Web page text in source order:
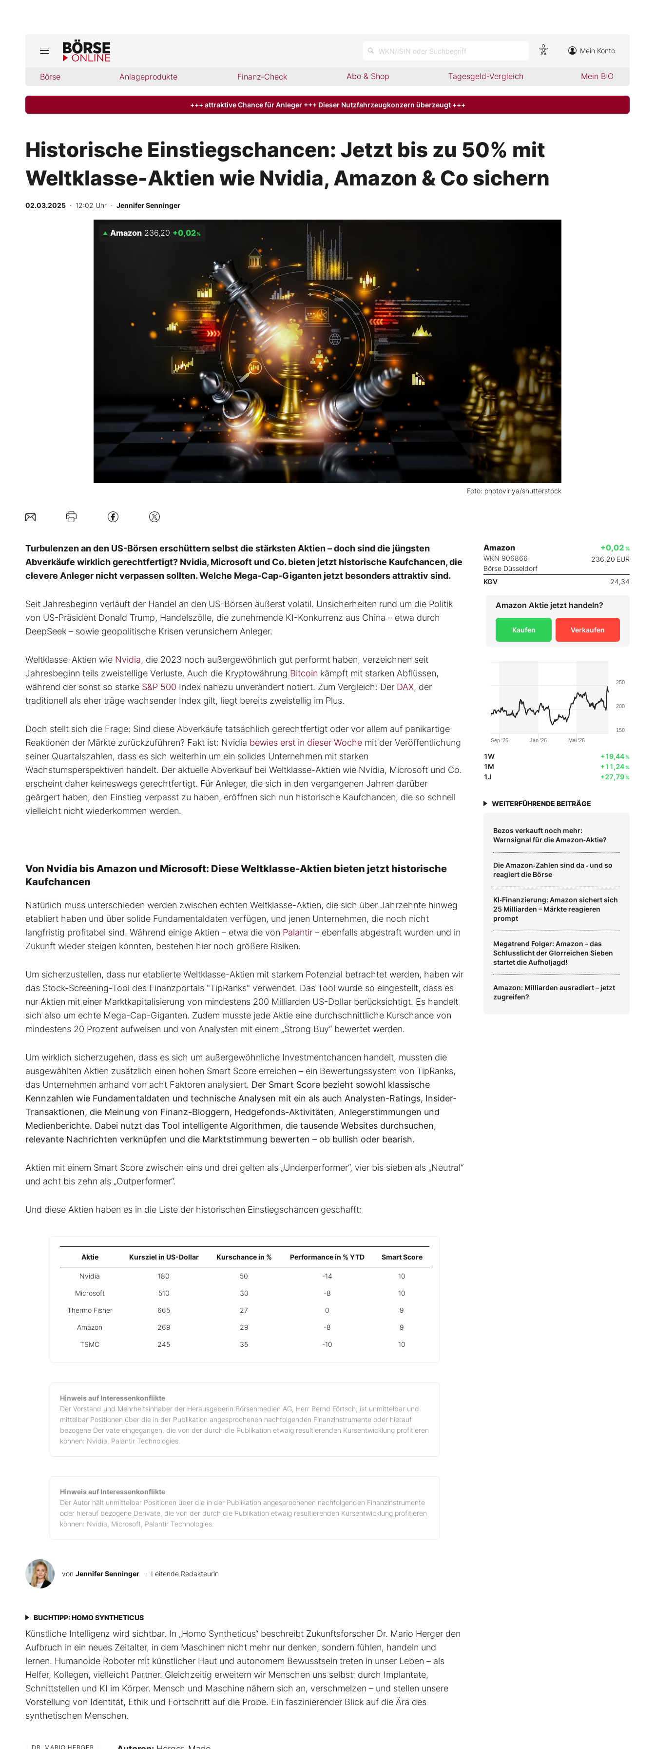
WKN/ISIN oder Suchbegriff Mein Konto
Börse Anlageprodukte Finanz-Check Abo & Shop Tagesgeld-Vergleich Mein B:O
Jetzt aktuelle Ausgabe BÖRSE ONLINE lesen
Finanz-Check
Abo & Shop
BO-Musterdepots
Experten
+++ attraktive Chance für Anleger +++ Dieser Nutzfahrzeugkonzern überzeugt +++
Historische Einstiegschancen: Jetzt bis zu 50% mit
Weltklasse-Aktien wie Nvidia, Amazon & Co sichern
02.03.2025 · 12:02 Uhr · Jennifer Senninger
Foto: photoviriya/shutterstock
Amazon 236,20 +0,02%
Turbulenzen an den US-Börsen erschüttern selbst die stärksten Aktien – doch sind die jüngsten
Abverkäufe wirklich gerechtfertigt? Nvidia, Microsoft und Co. bieten jetzt historische Kaufchancen, die
clevere Anleger nicht verpassen sollten. Welche Mega-Cap-Giganten jetzt besonders attraktiv sind.
Seit Jahresbeginn verläuft der Handel an den US-Börsen äußerst volatil. Unsicherheiten rund um die Politik
von US-Präsident Donald Trump, Handelszölle, die zunehmende KI-Konkurrenz aus China – etwa durch
DeepSeek – sowie geopolitische Krisen verunsichern Anleger.
Weltklasse-Aktien wie Nvidia, die 2023 noch außergewöhnlich gut performt haben, verzeichnen seit
Jahresbeginn teils zweistellige Verluste. Auch die Kryptowährung Bitcoin kämpft mit starken Abflüssen,
während der sonst so starke S&P 500 Index nahezu unverändert notiert. Zum Vergleich: Der DAX, der
traditionell als eher träge wachsender Index gilt, liegt bereits zweistellig im Plus.
Doch stellt sich die Frage: Sind diese Abverkäufe tatsächlich gerechtfertigt oder vor allem auf panikartige
Reaktionen der Märkte zurückzuführen? Fakt ist: Nvidia bewies erst in dieser Woche mit der Veröffentlichung
seiner Quartalszahlen, dass es sich weiterhin um ein solides Unternehmen mit starken
Wachstumsperspektiven handelt. Der aktuelle Abverkauf bei Weltklasse-Aktien wie Nvidia, Microsoft und Co.
erscheint daher keineswegs gerechtfertigt. Für Anleger, die sich in den vergangenen Jahren darüber
geärgert haben, den Einstieg verpasst zu haben, eröffnen sich nun historische Kaufchancen, die so schnell
vielleicht nicht wiederkommen werden.
Von Nvidia bis Amazon und Microsoft: Diese Weltklasse-Aktien bieten jetzt historische
Kaufchancen
Natürlich muss unterschieden werden zwischen echten Weltklasse-Aktien, die sich über Jahrzehnte hinweg
etabliert haben und über solide Fundamentaldaten verfügen, und jenen Unternehmen, die noch nicht
langfristig profitabel sind. Während einige Aktien – etwa die von Palantir – ebenfalls abgestraft wurden und in
Zukunft wieder steigen könnten, bestehen hier noch größere Risiken.
Um sicherzustellen, dass nur etablierte Weltklasse-Aktien mit starkem Potenzial betrachtet werden, haben wir
das Stock-Screening-Tool des Finanzportals "TipRanks" verwendet. Das Tool wurde so eingestellt, dass es
nur Aktien mit einer Marktkapitalisierung von mindestens 200 Milliarden US-Dollar berücksichtigt. Es handelt
sich also um echte Mega-Cap-Giganten. Zudem musste jede Aktie eine durchschnittliche Kurschance von
mindestens 20 Prozent aufweisen und von Analysten mit einem „Strong Buy“ bewertet werden.
Um wirklich sicherzugehen, dass es sich um außergewöhnliche Investmentchancen handelt, mussten die
ausgewählten Aktien zusätzlich einen hohen Smart Score erreichen – ein Bewertungssystem von TipRanks,
das Unternehmen anhand von acht Faktoren analysiert. Der Smart Score bezieht sowohl klassische
Kennzahlen wie Fundamentaldaten und technische Analysen mit ein als auch Analysten-Ratings, Insider-
Transaktionen, die Meinung von Finanz-Bloggern, Hedgefonds-Aktivitäten, Anlegerstimmungen und
Medienberichte. Dabei nutzt das Tool intelligente Algorithmen, die tausende Websites durchsuchen,
relevante Nachrichten verknüpfen und die Marktstimmung bewerten – ob bullish oder bearish.
Aktien mit einem Smart Score zwischen eins und drei gelten als „Underperformer“, vier bis sieben als „Neutral“
und acht bis zehn als „Outperformer“.
Und diese Aktien haben es in die Liste der historischen Einstiegschancen geschafft:
Aktie Kursziel in US-Dollar Kurschance in % Performance in % YTD Smart Score
Nvidia 180 50 -14 10
Microsoft 510 30 -8 10
Thermo Fisher 665 27 0 9
Amazon 269 29 -8 9
TSMC 245 35 -10 10
Hinweis auf Interessenkonflikte
Der Vorstand und Mehrheitsinhaber der Herausgeberin Börsenmedien AG, Herr Bernd Förtsch, ist unmittelbar und
mittelbar Positionen über die in der Publikation angesprochenen nachfolgenden Finanzinstrumente oder hierauf
bezogene Derivate eingegangen, die von der durch die Publikation etwaig resultierenden Kursentwicklung profitieren
können: Nvidia, Palantir Technologies.
Hinweis auf Interessenkonflikte
Der Autor hält unmittelbar Positionen über die in der Publikation angesprochenen nachfolgenden Finanzinstrumente
oder hierauf bezogene Derivate, die von der durch die Publikation etwaig resultierenden Kursentwicklung profitieren
können: Nvidia, Microsoft, Palantir Technologies.
von Jennifer Senninger · Leitende Redakteurin
BUCHTIPP: HOMO SYNTHETICUS
Künstliche Intelligenz wird sichtbar. In „Homo Syntheticus“ beschreibt Zukunftsforscher Dr. Mario Herger den
Aufbruch in ein neues Zeitalter, in dem Maschinen nicht mehr nur denken, sondern fühlen, handeln und
lernen. Humanoide Roboter mit künstlicher Haut und autonomem Bewusstsein treten in unser Leben – als
Helfer, Kollegen, vielleicht Partner. Gleichzeitig erweitern wir Menschen uns selbst: durch Implantate,
Schnittstellen und KI im Körper. Mensch und Maschine nähern sich an, verschmelzen – und stellen unsere
Vorstellung von Identität, Ethik und Fortschritt auf die Probe. Ein faszinierender Blick auf die Ära des
synthetischen Menschen.
Amazon
WKN 906866
Börse Düsseldorf
+0,02 %
236,20 EUR
KGV 24,34
Amazon Aktie jetzt handeln?
Kaufen Verkaufen
Jan '26
Sep '25 Mai '26
150
200
250
1W +19,44%
1M +11,24%
1J +27,79%
WEITERFÜHRENDE BEITRÄGE
Bezos verkauft noch mehr:
Warnsignal für die Amazon‑Aktie?
Die Amazon‑Zahlen sind da ‑ und so
reagiert die Börse
KI‑Finanzierung: Amazon sichert sich
25 Milliarden – Märkte reagieren
prompt
Megatrend Folger: Amazon – das
Schlusslicht der Glorreichen Sieben
startet die Aufholjagd!
Amazon: Milliarden ausradiert – jetzt
zugreifen?